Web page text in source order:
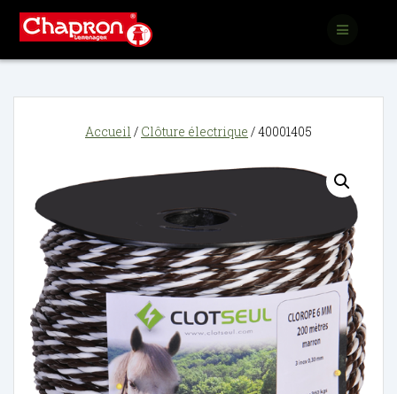
Accueil / Clôture électrique / 40001405